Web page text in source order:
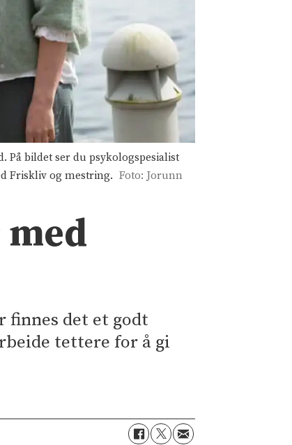
På bildet ser du psykologspesialist
Friskliv og mestring. Foto: Jorunn
finnes det et godt
tettere for å gi